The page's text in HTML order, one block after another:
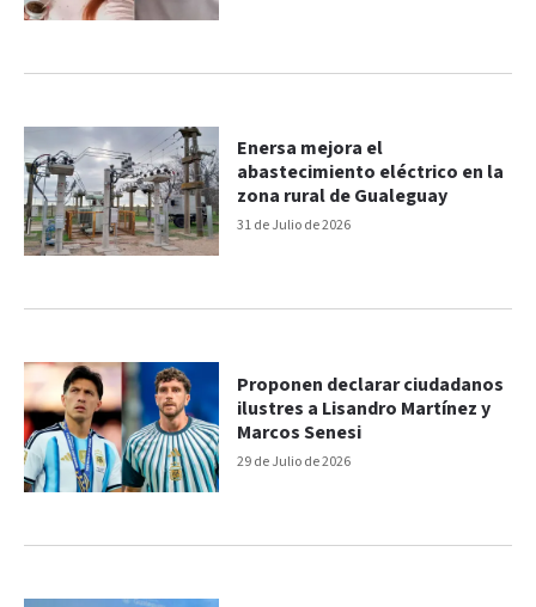
31 de Julio de 2026
Enersa mejora el
abastecimiento eléctrico en la
zona rural de Gualeguay
29 de Julio de 2026
Proponen declarar ciudadanos
ilustres a Lisandro Martínez y
Marcos Senesi